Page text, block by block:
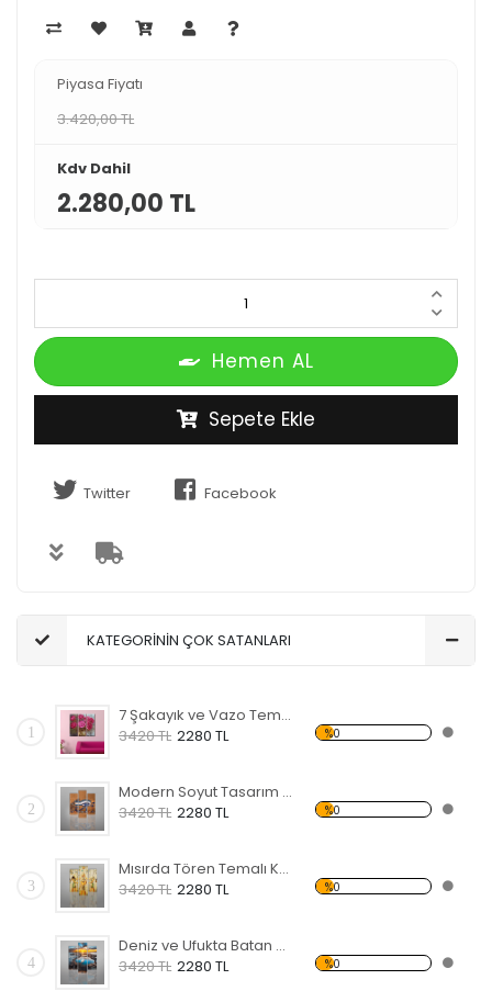
Piyasa Fiyatı
3.420,00 TL
Kdv Dahil
2.280,00 TL
Hemen AL
Sepete Ekle
Twitter Facebook
KATEGORİNİN ÇOK SATANLARI
1
7 Şakayık ve Vazo Temalı Kanvas Tablo
3420 TL 2280 TL %0
2
Modern Soyut Tasarım 35 Kanvas Tablo
3420 TL 2280 TL %0
3
Mısırda Tören Temalı Kanvas Tablo
3420 TL 2280 TL %0
4
Deniz ve Ufukta Batan Güneş Kanvas Tablo
3420 TL 2280 TL %0